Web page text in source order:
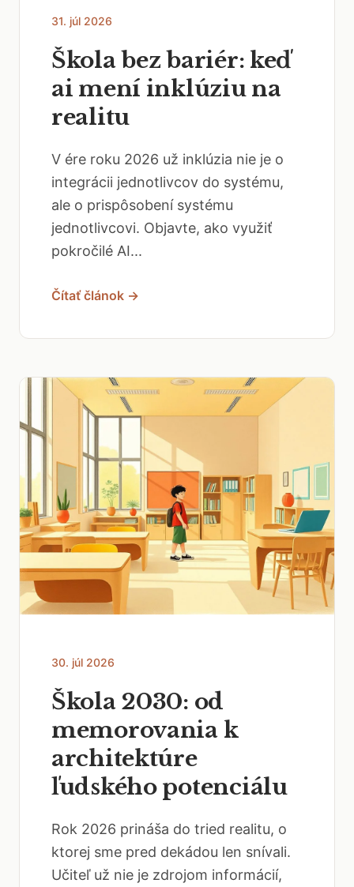
31. júl 2026
Škola bez bariér: keď
ai mení inklúziu na
realitu
V ére roku 2026 už inklúzia nie je o
integrácii jednotlivcov do systému,
ale o prispôsobení systému
jednotlivcovi. Objavte, ako využiť
pokročilé AI...
Čítať článok →
30. júl 2026
Škola 2030: od
memorovania k
architektúre
ľudského potenciálu
Rok 2026 prináša do tried realitu, o
ktorej sme pred dekádou len snívali.
Učiteľ už nie je zdrojom informácií,